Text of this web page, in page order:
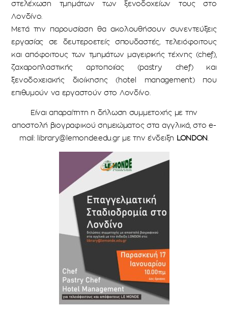
στελέχωση τμημάτων των ξενοδοχείων τους στο
Λονδίνο.
Μετά την παρουσίαση θα ακολουθήσουν συνεντεύξεις
εργασίας σε δευτεροετείς σπουδαστές, τελειόφοιτους
και απόφοιτους των τμημάτων μαγειρικής τέχνης (chef),
ζαχαροπλαστικής αρτοποιίας (pastry chef) και
ξενοδοχειακής διοίκησης (hotel management) που
επιθυμούν να εργαστούν στο Λονδίνο.
Είναι απαραίτητη η δήλωση συμμετοχής με την
αποστολή βιογραφικού σημειώματος στα αγγλικά, στο e-
mail:
library@lemonde.edu.grμε την ένδειξη LONDON